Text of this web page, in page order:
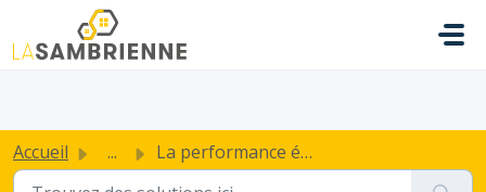
Passer au contenu principal
Accueil ... La performance énergétique du logement a-t-elle un impact...